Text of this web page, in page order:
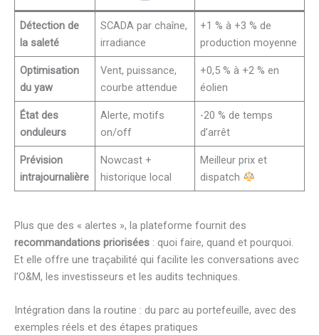
Détection de
la saleté
SCADA par chaîne,
irradiance
+1 % à +3 % de
production moyenne
Optimisation
du yaw
Vent, puissance,
courbe attendue
+0,5 % à +2 % en
éolien
État des
onduleurs
Alerte, motifs
on/off
-20 % de temps
d’arrêt
Prévision
intrajournalière
Nowcast +
historique local
Meilleur prix et
dispatch
Plus que des « alertes », la plateforme fournit des
recommandations priorisées : quoi faire, quand et pourquoi.
Et elle offre une traçabilité qui facilite les conversations avec
l’O&M, les investisseurs et les audits techniques.
Intégration dans la routine : du parc au portefeuille, avec des
exemples réels et des étapes pratiques